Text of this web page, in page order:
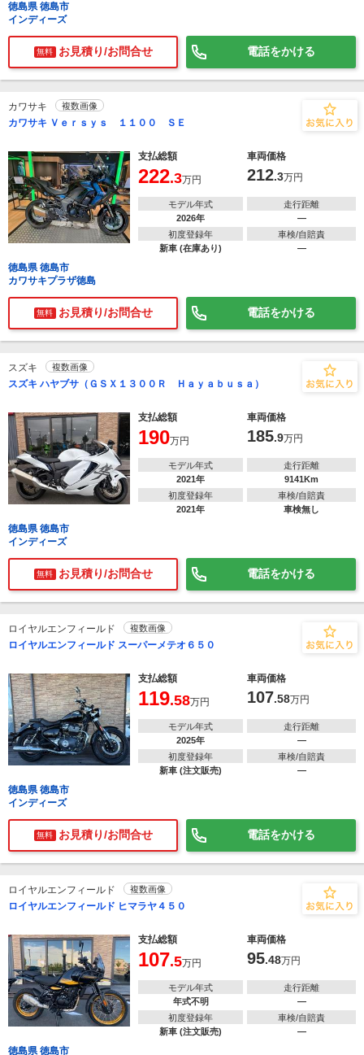
徳島県 徳島市
インディーズ
無料 お見積り/お問合せ 電話をかける
カワサキ 複数画像
カワサキ Ｖｅｒｓｙｓ １１００ ＳＥ
支払総額 車両価格
222.3万円 212.3万円
モデル年式
2026年
走行距離
―
初度登録年
新車 (在庫あり)
車検/自賠責
―
徳島県 徳島市
カワサキプラザ徳島
無料 お見積り/お問合せ 電話をかける
スズキ 複数画像
スズキ ハヤブサ（ＧＳＸ１３００Ｒ Ｈａｙａｂｕｓａ）
支払総額 車両価格
190万円 185.9万円
モデル年式
2021年
走行距離
9141Km
初度登録年
2021年
車検/自賠責
車検無し
徳島県 徳島市
インディーズ
無料 お見積り/お問合せ 電話をかける
ロイヤルエンフィールド 複数画像
ロイヤルエンフィールド スーパーメテオ６５０
支払総額 車両価格
119.58万円 107.58万円
モデル年式
2025年
走行距離
―
初度登録年
新車 (注文販売)
車検/自賠責
―
徳島県 徳島市
インディーズ
無料 お見積り/お問合せ 電話をかける
ロイヤルエンフィールド 複数画像
ロイヤルエンフィールド ヒマラヤ４５０
支払総額 車両価格
107.5万円 95.48万円
モデル年式
年式不明
走行距離
―
初度登録年
新車 (注文販売)
車検/自賠責
―
徳島県 徳島市